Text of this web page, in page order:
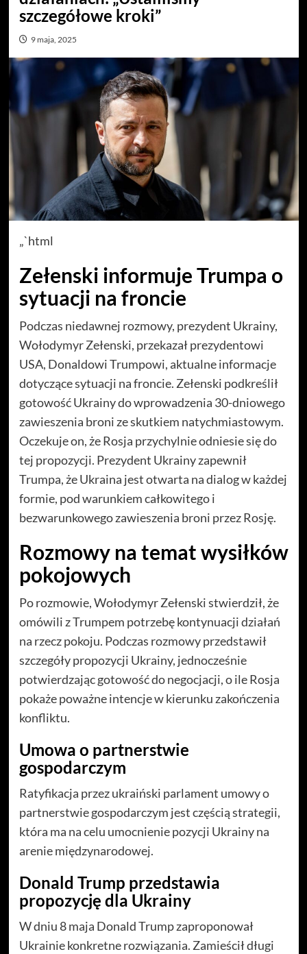
szczegółowe kroki”
9 maja, 2025
„`html
Zełenski informuje Trumpa o
sytuacji na froncie
Podczas niedawnej rozmowy, prezydent Ukrainy,
Wołodymyr Zełenski, przekazał prezydentowi
USA, Donaldowi Trumpowi, aktualne informacje
dotyczące sytuacji na froncie. Zełenski podkreślił
gotowość Ukrainy do wprowadzenia 30-dniowego
zawieszenia broni ze skutkiem natychmiastowym.
Oczekuje on, że Rosja przychylnie odniesie się do
tej propozycji. Prezydent Ukrainy zapewnił
Trumpa, że Ukraina jest otwarta na dialog w każdej
formie, pod warunkiem całkowitego i
bezwarunkowego zawieszenia broni przez Rosję.
Rozmowy na temat wysiłków
pokojowych
Po rozmowie, Wołodymyr Zełenski stwierdził, że
omówili z Trumpem potrzebę kontynuacji działań
na rzecz pokoju. Podczas rozmowy przedstawił
szczegóły propozycji Ukrainy, jednocześnie
potwierdzając gotowość do negocjacji, o ile Rosja
pokaże poważne intencje w kierunku zakończenia
konfliktu.
Umowa o partnerstwie
gospodarczym
Ratyfikacja przez ukraiński parlament umowy o
partnerstwie gospodarczym jest częścią strategii,
która ma na celu umocnienie pozycji Ukrainy na
arenie międzynarodowej.
Donald Trump przedstawia
propozycję dla Ukrainy
W dniu 8 maja Donald Trump zaproponował
Ukrainie konkretne rozwiązania. Zamieścił długi